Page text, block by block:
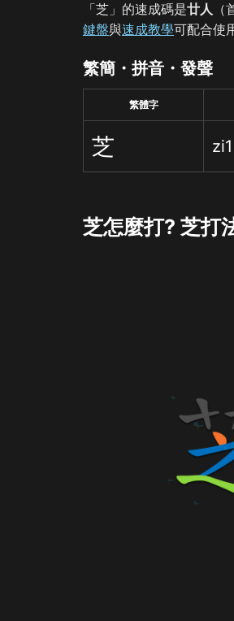
「芝」的速成碼是廿人
鍵盤與速成教學可配合使
繁簡・拼音・發聲
繁體字
芝 zi1
芝怎麼打? 芝打